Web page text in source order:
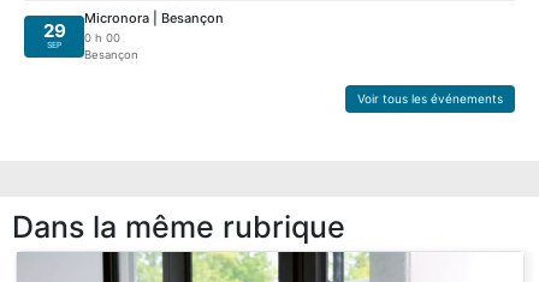
29
SEP
Micronora | Besançon
0 h 00
Besançon
Voir tous les événements
Dans la même rubrique